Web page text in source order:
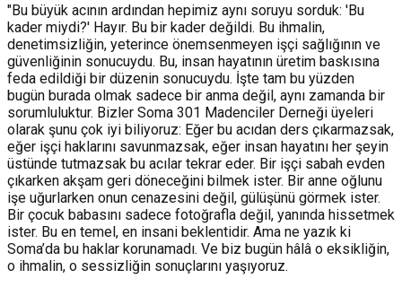
"Bu büyük acının ardından hepimiz aynı soruyu sorduk: 'Bu
kader miydi?' Hayır. Bu bir kader değildi. Bu ihmalin,
denetimsizliğin, yeterince önemsenmeyen işçi sağlığının ve
güvenliğinin sonucuydu. Bu, insan hayatının üretim baskısına
feda edildiği bir düzenin sonucuydu. İşte tam bu yüzden
bugün burada olmak sadece bir anma değil, aynı zamanda bir
sorumluluktur. Bizler Soma 301 Madenciler Derneği üyeleri
olarak şunu çok iyi biliyoruz: Eğer bu acıdan ders çıkarmazsak,
eğer işçi haklarını savunmazsak, eğer insan hayatını her şeyin
üstünde tutmazsak bu acılar tekrar eder. Bir işçi sabah evden
çıkarken akşam geri döneceğini bilmek ister. Bir anne oğlunu
işe uğurlarken onun cenazesini değil, gülüşünü görmek ister.
Bir çocuk babasını sadece fotoğrafla değil, yanında hissetmek
ister. Bu en temel, en insani beklentidir. Ama ne yazık ki
Soma’da bu haklar korunamadı. Ve biz bugün hâlâ o eksikliğin,
o ihmalin, o sessizliğin sonuçlarını yaşıyoruz.